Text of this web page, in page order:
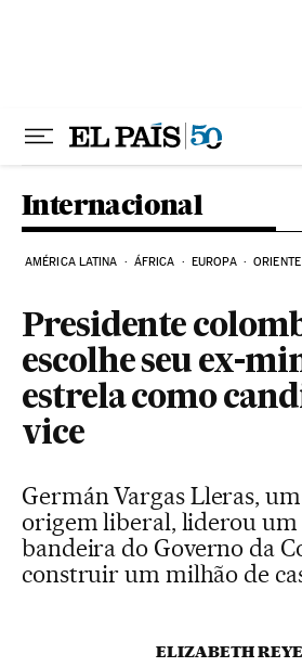
Internacional
AMÉRICA LATINA ÁFRICA EUROPA
Presidente
escolhe seu ex-
estrela como
vice
Germán Vargas Lleras,
origem liberal, liderou um
bandeira do Governo da
construir um milhão de
ELIZABETH